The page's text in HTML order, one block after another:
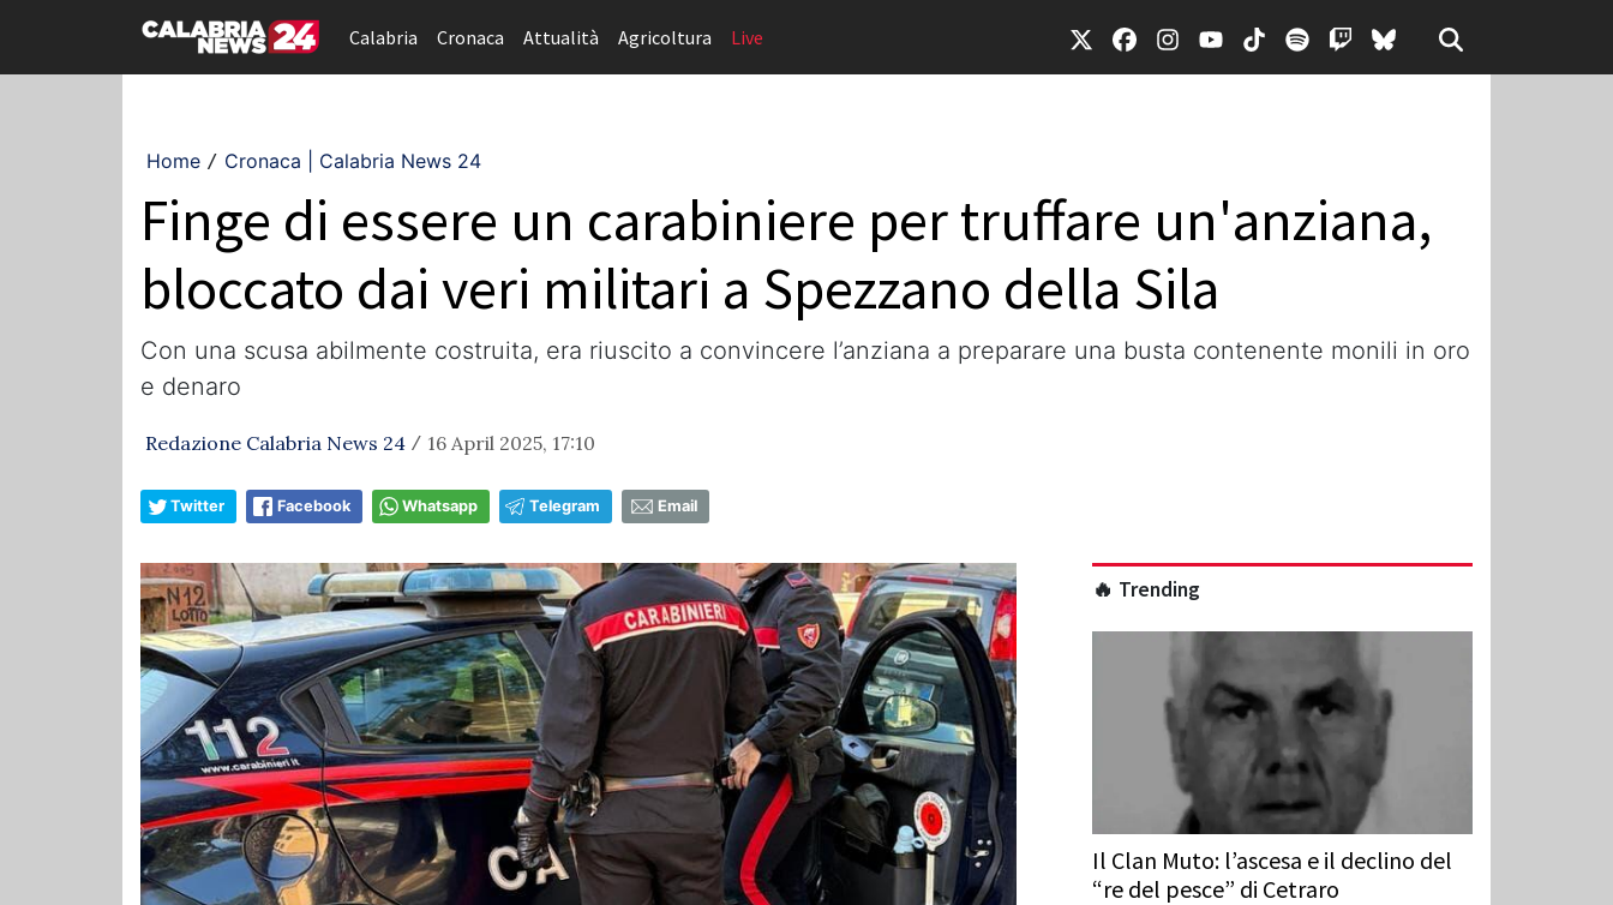
Calabria Cronaca Attualità Agricoltura Live
Home / Cronaca | Calabria News 24
Finge di essere un carabiniere per truffare un'anziana,
bloccato dai veri militari a Spezzano della Sila
Con una scusa abilmente costruita, era riuscito a convincere l’anziana a preparare una busta contenente monili in oro
e denaro
Redazione Calabria News 24 / 16 April 2025, 17:10
Twitter Facebook Whatsapp Telegram Email
🔥 Trending
Il Clan Muto: l’ascesa e il declino del
“re del pesce” di Cetraro